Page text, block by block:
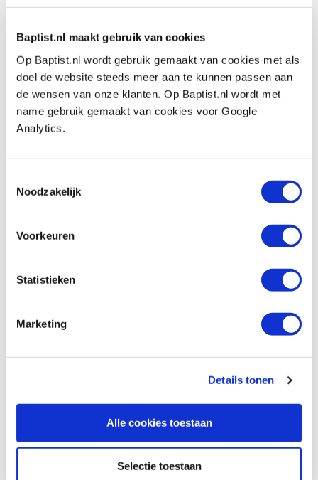
Baptist.nl maakt gebruik van cookies
Op Baptist.nl wordt gebruik gemaakt van cookies met als
doel de website steeds meer aan te kunnen passen aan
de wensen van onze klanten. Op Baptist.nl wordt met
name gebruik gemaakt van cookies voor Google
Analytics.
Noodzakelijk
Voorkeuren
Statistieken
Marketing
Details tonen
Alle cookies toestaan
Selectie toestaan
vlakken
Bessey verlenging voor corpuslijmtangen:
- Breedte:200 mm
- Toepassing:verlenging d.m.v. koppelen van
twee corpuslijmtangen
- Inclusief:
Extra informatie
Bekijk de demonstratievideo:
Bekijk ook